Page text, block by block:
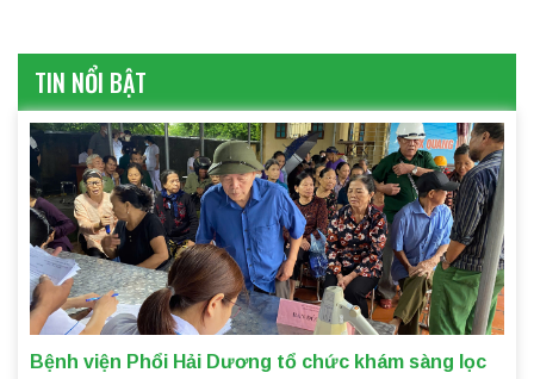
TIN NỔI BẬT
Bệnh viện Phổi Hải Dương tổ chức khám sàng lọc